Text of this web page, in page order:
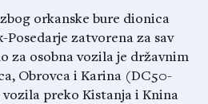
orkanske bure dionica
Posedarje zatvorena za sav
za osobna vozila je državnim
Obrovca i Karina (DC50-
vozila preko Kistanja i Knina